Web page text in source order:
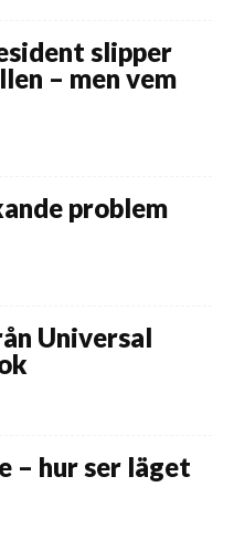
slipper
– men vem
problem
Universal
– hur ser läget